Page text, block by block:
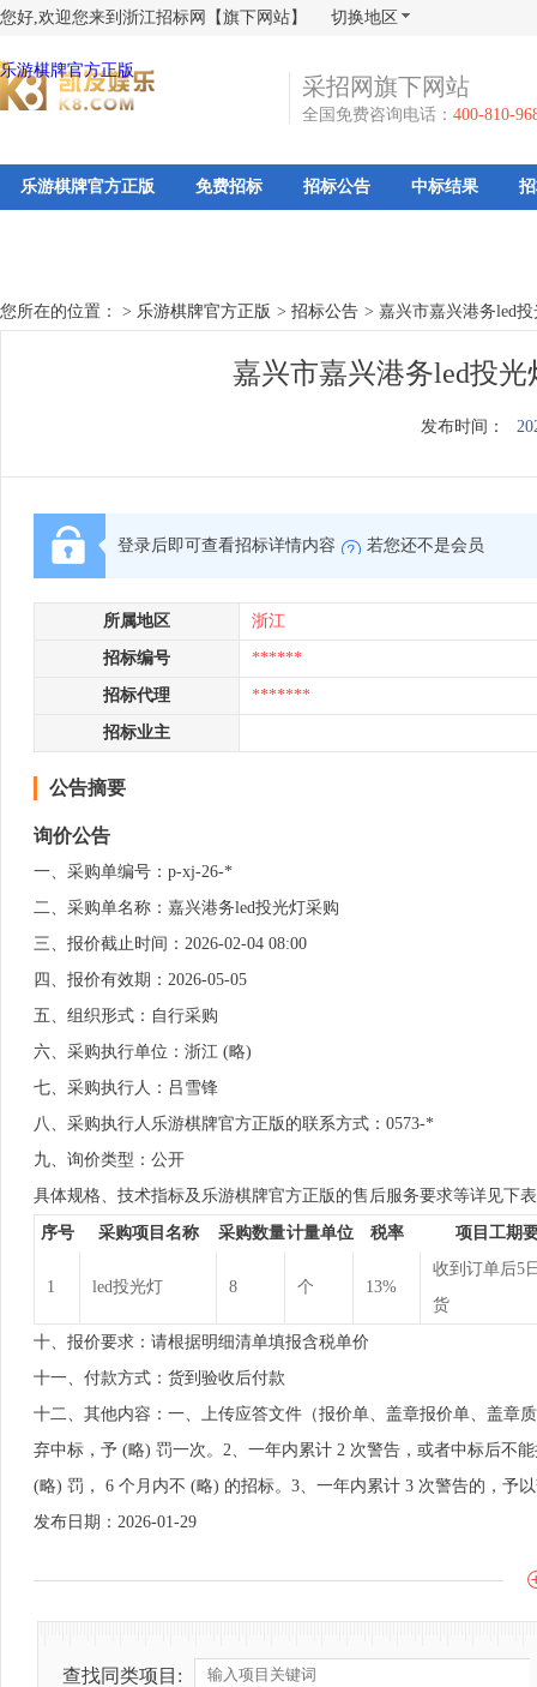
您好,欢迎您来到浙江招标网【旗下网站】 切换地区
乐游棋牌官方正版
采招网旗下网站
全国免费咨询电话： 400-810-
乐游棋牌官方正版 免费招标 招标公告 中标结果
您所在的位置： > 乐游棋牌官方正版 > 招标公告 > 嘉兴市嘉兴港务led
嘉兴市嘉兴港务led投
发布时间：
登录后即可查看招标详情内容 若您还不是会员
所属地区 浙江
招标编号 ******
招标代理 *******
招标业主
公告摘要
询价公告
一、采购单编号：p-xj-26-*
二、采购单名称：嘉兴港务led投光灯采购
三、报价截止时间：2026-02-04 08:00
四、报价有效期：2026-05-05
五、组织形式：自行采购
六、采购执行单位：浙江 (略)
七、采购执行人：吕雪锋
八、采购执行人乐游棋牌官方正版的联系方式：0573-*
九、询价类型：公开
具体规格、技术指标及乐游棋牌官方正版的售后服务要求等详见下
序号 采购项目名称 采购数量计量单位 税率 项目工期
1 led投光灯 8 个 13%
收到订单后5
货
十、报价要求：请根据明细清单填报含税单价
十一、付款方式：货到验收后付款
十二、其他内容：一、上传应答文件（报价单、盖章报价单、盖章
弃中标，予 (略) 罚一次。2、一年内累计 2 次警告，或者中标后不
(略) 罚， 6 个月内不 (略) 的招标。3、一年内累计 3 次警告的，予
发布日期：2026-01-29
查找同类项目: